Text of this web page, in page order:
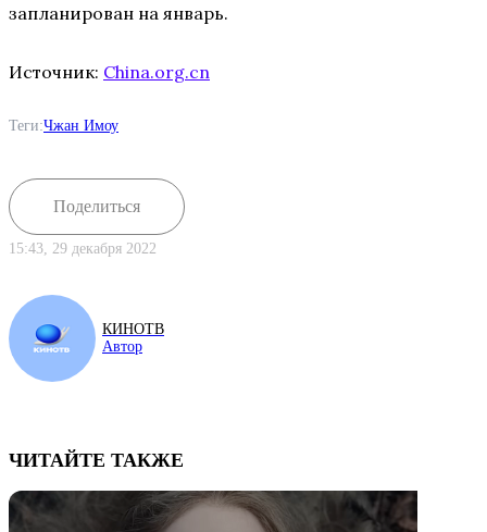
запланирован на январь.
Источник: China.org.cn
Теги:Чжан Имоу
Поделиться
15:43, 29 декабря 2022
КИНОТВ
Автор
ЧИТАЙТЕ ТАКЖЕ